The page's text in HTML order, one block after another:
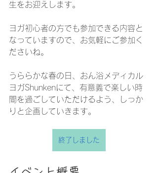
生をお迎えします。
ヨガ初心者の方でも参加できる内容と
なっていますので、お気軽にご参加く
ださいね。
うららかな春の日、おん浴メディカル
ヨガShunkenにて、有意義で楽しい時
間を過ごしていただけるよう、しっか
りと企画していきます。
終了しました